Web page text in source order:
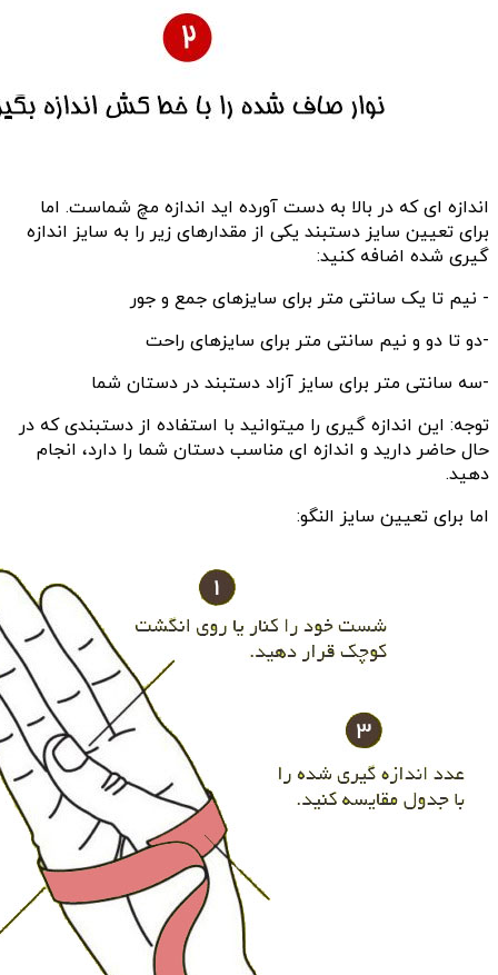
اندازه ای که در بالا به دست آورده اید اندازه مچ شماست. اما
برای تعیین سایز دستبند یکی از مقدارهای زیر را به سایز اندازه
گیری شده اضافه کنید:
- نیم تا یک سانتی متر برای سایزهای جمع و جور
-دو تا دو و نیم سانتی متر برای سایزهای راحت
-سه سانتی متر برای سایز آزاد دستبند در دستان شما
توجه: این اندازه گیری را میتوانید با استفاده از دستبندی که در
حال حاضر دارید و اندازه ای مناسب دستان شما را دارد، انجام
دهید.
اما برای تعیین سایز النگو: